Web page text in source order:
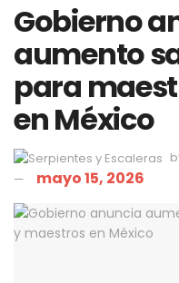
Gobierno
aumento
para
en México
mayo 15, 2026